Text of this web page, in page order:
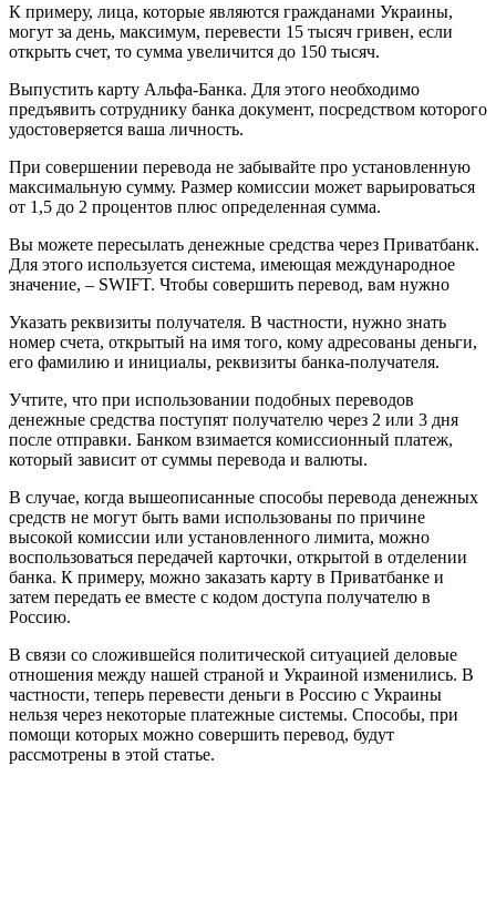
К примеру, лица, которые являются гражданами Украины,
могут за день, максимум, перевести 15 тысяч гривен, если
открыть счет, то сумма увеличится до 150 тысяч.
Выпустить карту Альфа-Банка. Для этого необходимо
предъявить сотруднику банка документ, посредством которого
удостоверяется ваша личность.
При совершении перевода не забывайте про установленную
максимальную сумму. Размер комиссии может варьироваться
от 1,5 до 2 процентов плюс определенная сумма.
Вы можете пересылать денежные средства через Приватбанк.
Для этого используется система, имеющая международное
значение, – SWIFT. Чтобы совершить перевод, вам нужно
Указать реквизиты получателя. В частности, нужно знать
номер счета, открытый на имя того, кому адресованы деньги,
его фамилию и инициалы, реквизиты банка-получателя.
Учтите, что при использовании подобных переводов
денежные средства поступят получателю через 2 или 3 дня
после отправки. Банком взимается комиссионный платеж,
который зависит от суммы перевода и валюты.
В случае, когда вышеописанные способы перевода денежных
средств не могут быть вами использованы по причине
высокой комиссии или установленного лимита, можно
воспользоваться передачей карточки, открытой в отделении
банка. К примеру, можно заказать карту в Приватбанке и
затем передать ее вместе с кодом доступа получателю в
Россию.
В связи со сложившейся политической ситуацией деловые
отношения между нашей страной и Украиной изменились. В
частности, теперь перевести деньги в Россию с Украины
нельзя через некоторые платежные системы. Способы, при
помощи которых можно совершить перевод, будут
рассмотрены в этой статье.